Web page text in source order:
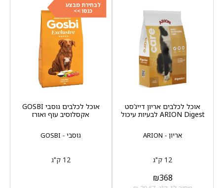
אריון - ARION
אוכל לכלבים אריון דייג’סט
ARION Digest לבעיות עיכול
12 ק"ג
₪368
לבחירת מבצע
כנסו >>
גוסבי - GOSBI
אוכל לכלבים גוסבי GOSBI
אקסלוסיב עוף ואורז
12 ק"ג